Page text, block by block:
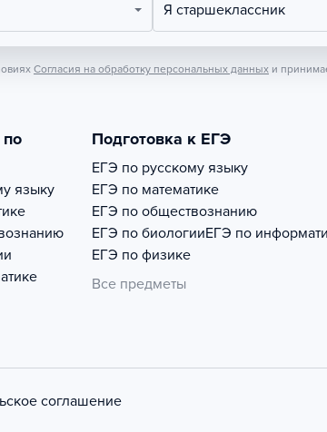
Я старшеклассник
Согласия на обработку персональных данных и
языку
Подготовка к ЕГЭ
ЕГЭ по русскому языку
ЕГЭ по математике
ЕГЭ по обществознанию
ЕГЭ по биологииЕГЭ по
ЕГЭ по физике
Все предметы
соглашение